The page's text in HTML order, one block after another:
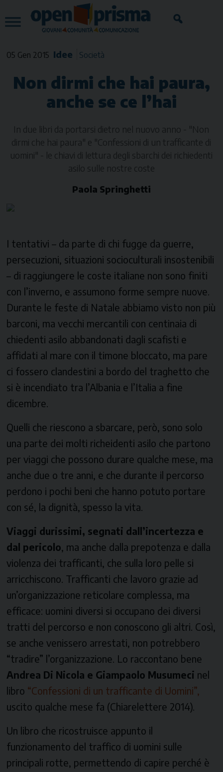
to
content
05 Gen 2015 Idee Società
Non dirmi che hai paura,
anche se ce l’hai
In due libri da portarsi dietro nel nuovo anno - "Non
dirmi che hai paura" e "Confessioni di un trafficante di
uomini" - le chiavi di lettura degli sbarchi dei richiedenti
asilo sulle nostre coste
Paola Springhetti
I tentativi – da parte di chi fugge da guerre,
persecuzioni, situazioni socioculturali insostenibili
– di raggiungere le coste italiane non sono finiti
con l’inverno, e assumono forme sempre nuove.
Durante le feste di Natale abbiamo visto non più
barconi, ma vecchi mercantili con centinaia di
chiedenti asilo abbandonati dagli scafisti e
affidati al mare con il timone bloccato, ma pare
ci fossero clandestini a bordo del traghetto che
si è incendiato tra l’Albania e l’Italia a fine
dicembre.
Quelli che riescono a sbarcare, però, sono solo
una parte dei molti richeidenti asilo che partono
per viaggi che possono durare qualche mese, ma
anche due o tre anni, e che durante il percorso
perdono i pochi beni che hanno potuto portare
con sé, la dignità, spesso la vita.
Viaggi durissimi, segnati dall’incertezza e
dal pericolo, ma anche dalla prepotenza e dalla
violenza dei trafficanti, che sulla loro pelle si
arricchiscono. Trafficanti che lavoro grazie ad
un’organizzazione reticolare complessa, ma
efficace: uomini diversi si occupano dei diversi
tratti del percorso e non conoscono gli altri. Così,
se anche venissero arrestati, non potrebbero
“tradire” l’organizzazione. Lo raccontano bene
Andrea Di Nicola e Giampaolo Musumeci nel
libro “Confessioni di un trafficante di Uomini”,
uscito qualche mese fa (Chiarelettere 2014).
Un libro che ricostruisce appunto il
funzionamento del traffico di uomini sulle
principali rotte, permettendo di capire perché è